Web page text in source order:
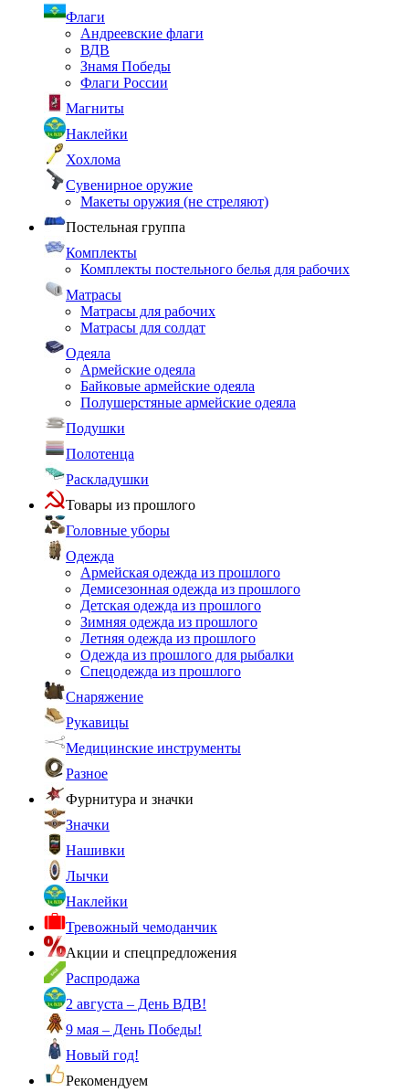
Флаги
Андреевские флаги
ВДВ
Знамя Победы
Флаги России
Магниты
Наклейки
Хохлома
Сувенирное оружие
Макеты оружия (не стреляют)
Постельная группа
Комплекты
Комплекты постельного белья для рабочих
Матрасы
Матрасы для рабочих
Матрасы для солдат
Одеяла
Армейские одеяла
Байковые армейские одеяла
Полушерстяные армейские одеяла
Подушки
Полотенца
Раскладушки
Товары из прошлого
Головные уборы
Одежда
Армейская одежда из прошлого
Демисезонная одежда из прошлого
Детская одежда из прошлого
Зимняя одежда из прошлого
Летняя одежда из прошлого
Одежда из прошлого для рыбалки
Спецодежда из прошлого
Снаряжение
Рукавицы
Медицинские инструменты
Разное
Фурнитура и значки
Значки
Нашивки
Лычки
Наклейки
Тревожный чемоданчик
Акции и спецпредложения
Распродажа
2 августа – День ВДВ!
9 мая – День Победы!
Новый год!
Рекомендуем